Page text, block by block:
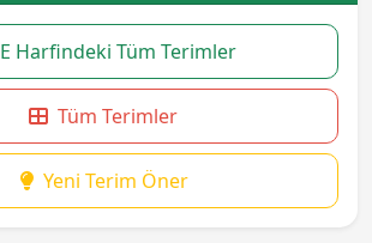
E Harfindeki Tüm Terimler
Tüm Terimler
Yeni Terim Öner